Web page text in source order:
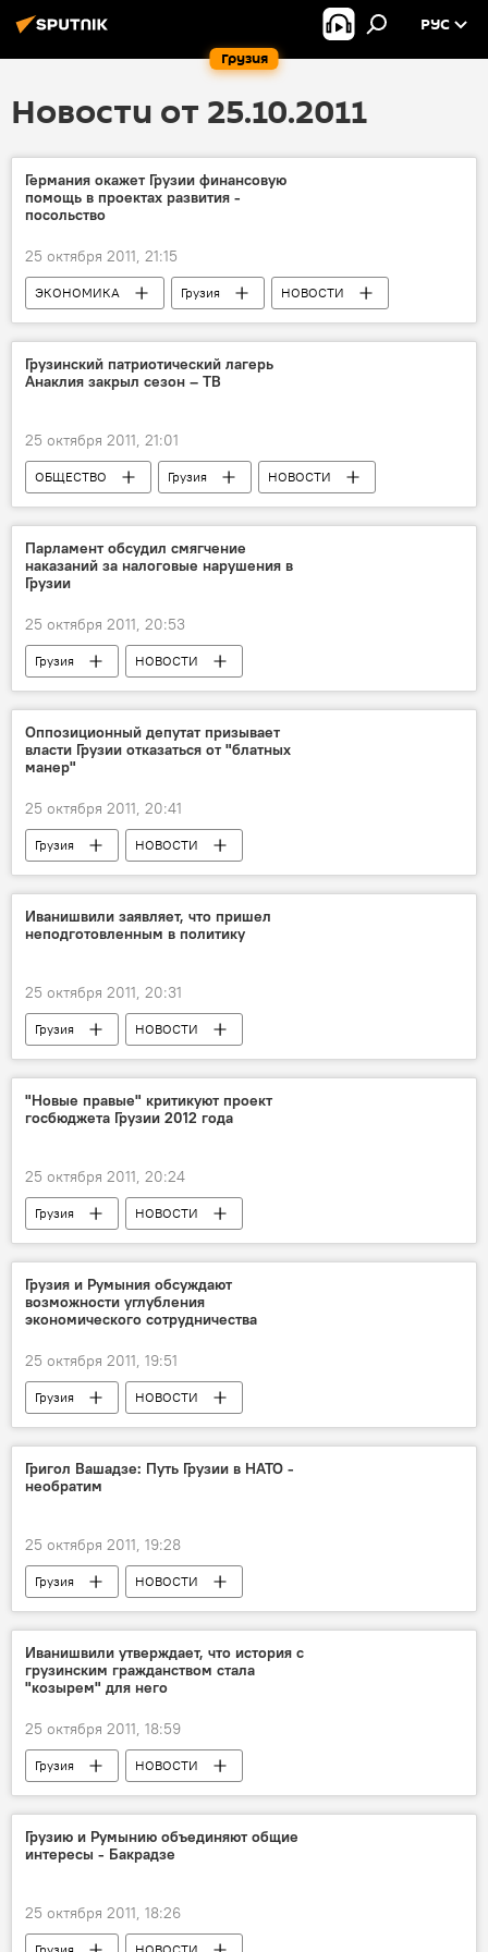
Грузия
РУС
Новости от 25.10.2011
Германия окажет Грузии финансовую
помощь в проектах развития -
посольство
25 октября 2011, 21:15
ЭКОНОМИКА Грузия НОВОСТИ
Грузинский патриотический лагерь
Анаклия закрыл сезон – ТВ
25 октября 2011, 21:01
ОБЩЕСТВО Грузия НОВОСТИ
Парламент обсудил смягчение
наказаний за налоговые нарушения в
Грузии
25 октября 2011, 20:53
Грузия НОВОСТИ
Оппозиционный депутат призывает
власти Грузии отказаться от "блатных
манер"
25 октября 2011, 20:41
Грузия НОВОСТИ
Иванишвили заявляет, что пришел
неподготовленным в политику
25 октября 2011, 20:31
Грузия НОВОСТИ
"Новые правые" критикуют проект
госбюджета Грузии 2012 года
25 октября 2011, 20:24
Грузия НОВОСТИ
Грузия и Румыния обсуждают
возможности углубления
экономического сотрудничества
25 октября 2011, 19:51
Грузия НОВОСТИ
Григол Вашадзе: Путь Грузии в НАТО -
необратим
25 октября 2011, 19:28
Грузия НОВОСТИ
Иванишвили утверждает, что история с
грузинским гражданством стала
"козырем" для него
25 октября 2011, 18:59
Грузия НОВОСТИ
Грузию и Румынию объединяют общие
интересы - Бакрадзе
25 октября 2011, 18:26